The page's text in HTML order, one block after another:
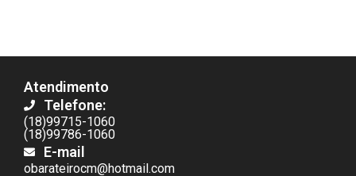
Atendimento
Telefone:
(18)99715-1060
(18)99786-1060
E-mail
obarateirocm@hotmail.com